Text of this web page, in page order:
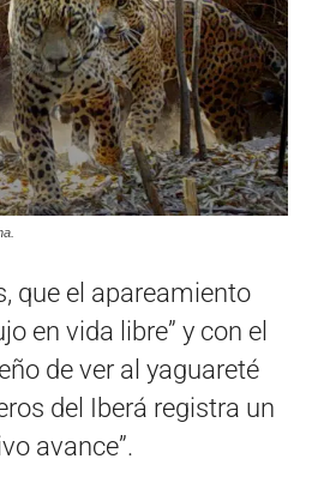
que el apareamiento
en vida libre” y con el
de ver al yaguareté
del Iberá registra un
avance”.